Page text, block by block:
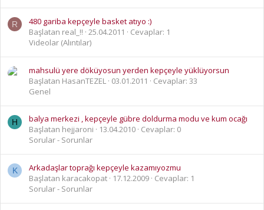
R
480 gariba kepçeyle basket atıyo :)
Başlatan real_!! 25.04.2011
Cevaplar: 1
Videolar (Alıntılar)
mahsulü yere döküyosun yerden kepçeyle yüklüyorsun
Başlatan HasanTEZEL
03.01.2011
Cevaplar: 33
Genel
H
balya merkezi , kepçeyle gübre doldurma modu ve kum ocağı
Başlatan hejjaroni
13.04.2010 Cevaplar: 0
Sorular - Sorunlar
K
Arkadaşlar toprağı kepçeyle kazamıyozmu
Başlatan karacakopat
17.12.2009 Cevaplar: 1
Sorular - Sorunlar